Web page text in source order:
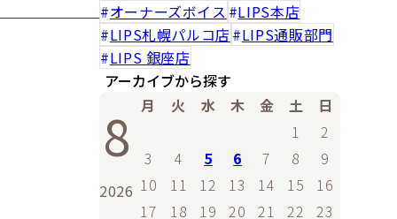
オーナーズボイス
LIPS本店
LIPS札幌パルコ店
LIPS通販部門
LIPS 銀座店
アーカイブから探す
8
2026
月 火 水 木 金 土
日
1
2
3
4 5 6 7 8
9
10
11 12 13 14 15
16
17
18 19 20 21 22
23